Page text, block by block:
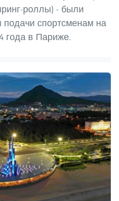
роллы) - были
спортсменам на
года в Париже.